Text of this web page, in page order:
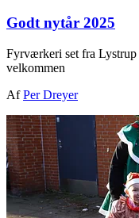
Godt nytår 2025
Fyrværkeri set fra
velkommen
AfPer Dreyer